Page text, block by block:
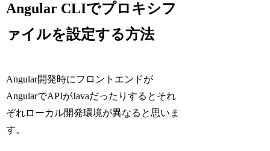
Angular CLIでプロキシフ
ァイルを設定する方法
Angular開発時にフロントエンドが
AngularでAPIがJavaだったりするとそれ
ぞれローカル開発環境が異なると思いま
す。